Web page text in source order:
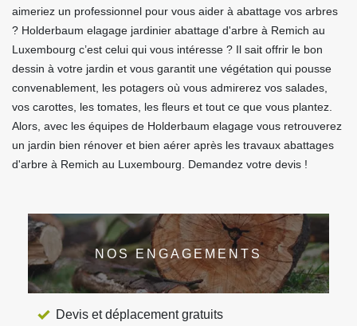
aimeriez un professionnel pour vous aider à abattage vos arbres
? Holderbaum elagage jardinier abattage d'arbre à Remich au
Luxembourg c’est celui qui vous intéresse ? Il sait offrir le bon
dessin à votre jardin et vous garantit une végétation qui pousse
convenablement, les potagers où vous admirerez vos salades,
vos carottes, les tomates, les fleurs et tout ce que vous plantez.
Alors, avec les équipes de Holderbaum elagage vous retrouverez
un jardin bien rénover et bien aérer après les travaux abattages
d'arbre à Remich au Luxembourg. Demandez votre devis !
NOS ENGAGEMENTS
Devis et déplacement gratuits